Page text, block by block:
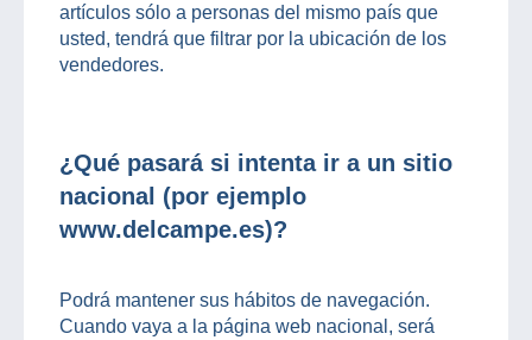
artículos sólo a personas del mismo país que
usted, tendrá que filtrar por la ubicación de los
vendedores.
¿Qué pasará si intenta ir a un sitio
nacional (por ejemplo
www.delcampe.es)?
Podrá mantener sus hábitos de navegación.
Cuando vaya a la página web nacional, será